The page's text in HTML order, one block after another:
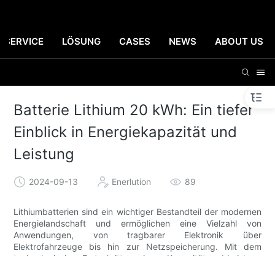
SERVICE LÖSUNG CASES NEWS ABOUT US
Batterie Lithium 20 kWh: Ein tiefer
Einblick in Energiekapazität und
Leistung
2024-09-13 Enerlution 89
Lithiumbatterien sind ein wichtiger Bestandteil der modernen
Energielandschaft und ermöglichen eine Vielzahl von
Anwendungen, von tragbarer Elektronik über
Elektrofahrzeuge bis hin zur Netzspeicherung. Mit dem